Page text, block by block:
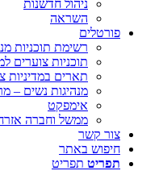
ניהול חדשנות
השראה
פורטלים
רשימת תוכניות
תוכניות צוערים
תארים במדיניות
מנהיגות נשים –
אימפקט
ממשל וחברה
צור קשר
חיפוש באתר
תפריט תפריט